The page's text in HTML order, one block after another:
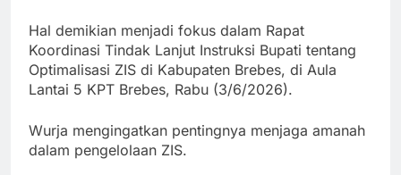
Hal demikian menjadi fokus dalam Rapat
Koordinasi Tindak Lanjut Instruksi Bupati tentang
Optimalisasi ZIS di Kabupaten Brebes, di Aula
Lantai 5 KPT Brebes, Rabu (3/6/2026).
Wurja mengingatkan pentingnya menjaga amanah
dalam pengelolaan ZIS.